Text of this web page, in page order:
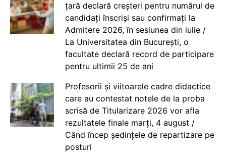
țară declară creșteri pentru numărul de
candidați înscriși sau confirmați la
Admitere 2026, în sesiunea din iulie /
La Universitatea din București, o
facultate declară record de participare
pentru ultimii 25 de ani
Profesorii și viitoarele cadre didactice
care au contestat notele de la proba
scrisă de Titularizare 2026 vor afla
rezultatele finale marți, 4 august /
Când încep ședințele de repartizare pe
posturi